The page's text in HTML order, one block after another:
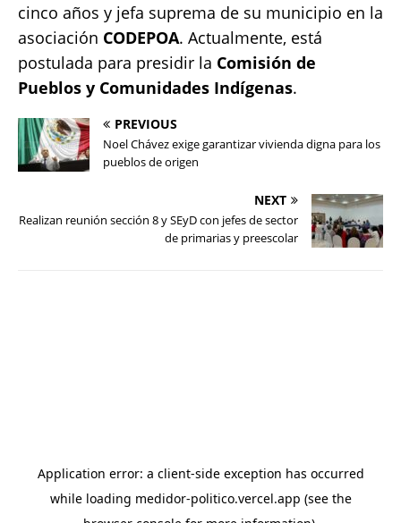
cinco años y jefa suprema de su municipio en la
asociación CODEPOA. Actualmente, está
postulada para presidir la Comisión de
Pueblos y Comunidades Indígenas.
PREVIOUS
Noel Chávez exige garantizar vivienda digna para los
pueblos de origen
NEXT
Realizan reunión sección 8 y SEyD con jefes de sector
de primarias y preescolar